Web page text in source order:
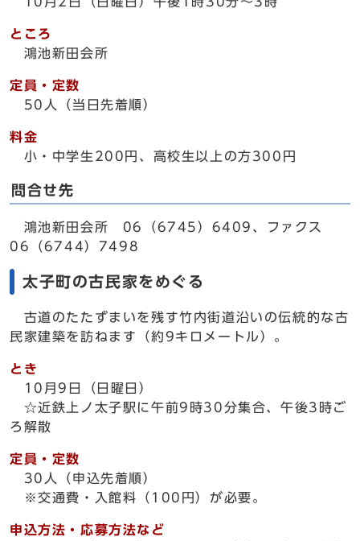
ところ
鴻池新田会所
定員・定数
50人（当日先着順）
料金
小・中学生200円、高校生以上の方300円
問合せ先
鴻池新田会所 06（6745）6409、ファクス
06（6744）7498
太子町の古民家をめぐる
古道のたたずまいを残す竹内街道沿いの伝統的な古
民家建築を訪ねます（約9キロメートル）。
とき
10月9日（日曜日）
☆近鉄上ノ太子駅に午前9時30分集合、午後3時ご
ろ解散
定員・定数
30人（申込先着順）
※交通費・入館料（100円）が必要。
申込方法・応募方法など